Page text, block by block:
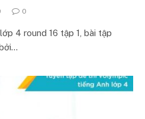
0
4 round 16 tập 1, bài tập